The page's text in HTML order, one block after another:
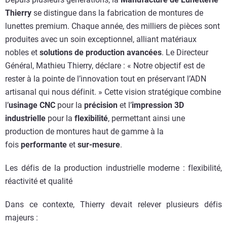
Thierry se distingue dans la fabrication de montures de
lunettes premium. Chaque année, des milliers de pièces sont
produites avec un soin exceptionnel, alliant matériaux
nobles et solutions de production avancées. Le Directeur
Général, Mathieu Thierry, déclare : « Notre objectif est de
rester à la pointe de l’innovation tout en préservant l’ADN
artisanal qui nous définit. » Cette vision stratégique combine
l’usinage CNC pour la précision et l’impression 3D
industrielle pour la flexibilité, permettant ainsi une
production de montures haut de gamme à la
fois performante et sur-mesure.
Les défis de la production industrielle moderne : flexibilité,
réactivité et qualité
Dans ce contexte, Thierry devait relever plusieurs défis
majeurs :